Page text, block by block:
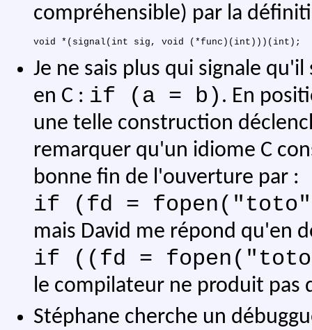
compréhensible) par la
Je ne sais plus qui signale
en C : if (a = b) . En
une telle construction
remarquer qu'un idiome C
bonne fin de l'ouverture par :
if (fd =
mais David me répond qu'en
if ((fd =
le compilateur ne produit pas
Stéphane cherche un